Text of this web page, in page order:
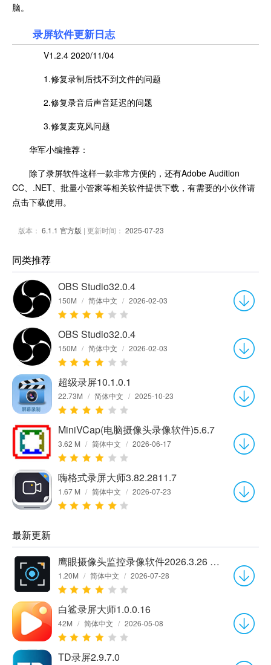
脑。
录屏软件更新日志
V1.2.4 2020/11/04
1.修复录制后找不到文件的问题
2.修复录音后声音延迟的问题
3.修复麦克风问题
华军小编推荐：
除了录屏软件这样一款非常方便的，还有Adobe Audition
CC、.NET、批量小管家等相关软件提供下载，有需要的小伙伴请
点击下载使用。
版本： 6.1.1 官方版 | 更新时间： 2025-07-23
同类推荐
OBS Studio32.0.4
150M / 简体中文 / 2026-02-03
OBS Studio32.0.4
150M / 简体中文 / 2026-02-03
超级录屏10.1.0.1
22.73M / 简体中文 / 2025-10-23
MiniVCap(电脑摄像头录像软件)5.6.7
3.62 M / 简体中文 / 2026-06-17
嗨格式录屏大师3.82.2811.7
1.67 M / 简体中文 / 2026-07-23
最新更新
鹰眼摄像头监控录像软件2026.3.26 官方版
1.20M / 简体中文 / 2026-07-28
白鲨录屏大师1.0.0.16
42M / 简体中文 / 2026-05-08
TD录屏2.9.7.0